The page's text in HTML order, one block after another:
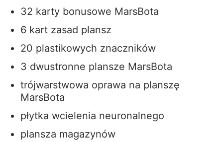
32 karty bonusowe MarsBota
6 kart zasad plansz
20 plastikowych znaczników
3 dwustronne plansze MarsBota
trójwarstwowa oprawa na planszę
MarsBota
płytka wcielenia neuronalnego
plansza magazynów